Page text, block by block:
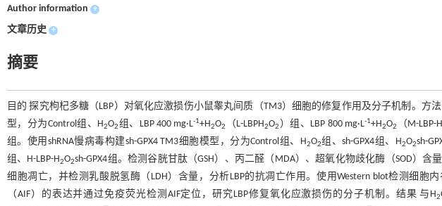
Author information +
文章历史 +
摘要
目的 探究枸杞多糖（LBP）对氧化应激损伤小鼠睾丸间质（TM3）细胞的修复作用及分子机制。方
型，分为Control组、H2O2组、LBP 400 mg·L-1+H2O2 （L-LBPH2O2 ）组、LBP 800 mg·L-1+H2O2 （M-LBP-
组。使用shRNA慢病毒构建sh-GPX4 TM3细胞模型，分为Control组、H2O2组、sh-GPX4组、H2O2sh-
组、H-LBP-H2O2sh-GPX4组。检测谷胱甘肽（GSH）、丙二醛（MDA）、超氧化物歧化酶（SOD）含
细胞凋亡，并检测乳酸脱氢酶（LDH）含量，分析LBP的抗凋亡作用。使用Western blot检测细胞
（AIF）的表达并通过免疫荧光检测AIF定位，研究LBP修复氧化应激损伤的分子机制。结果 与H2